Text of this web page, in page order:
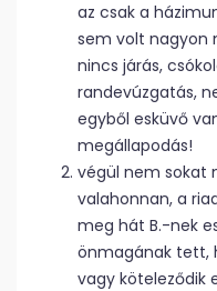
az csak a
sem volt nagyon
nincs járás,
randevúzgatás,
egyből esküvő
megállapodás!
végül nem sokat
valahonnan, a
meg hát B.-nek
önmagának tett,
vagy köteleződik